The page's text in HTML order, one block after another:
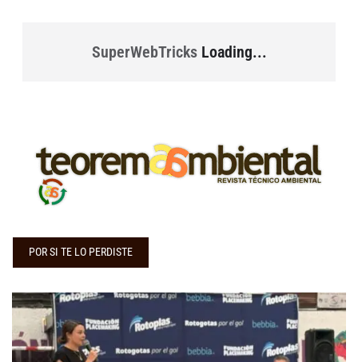
SuperWebTricksLoading...
POR SI TE LO PERDISTE